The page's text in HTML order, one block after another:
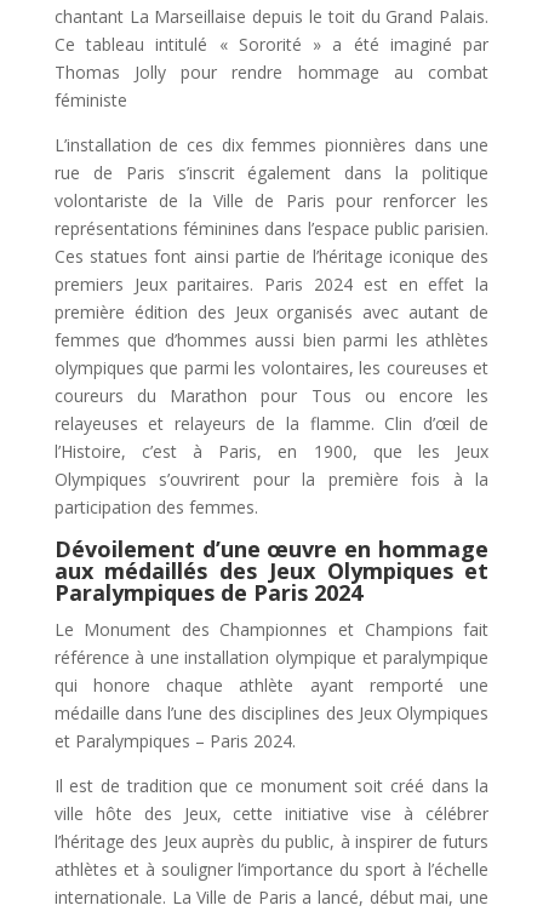
chantant La Marseillaise depuis le toit du Grand Palais.
Ce tableau intitulé « Sororité » a été imaginé par
Thomas Jolly pour rendre hommage au combat
féministe
L’installation de ces dix femmes pionnières dans une
rue de Paris s’inscrit également dans la politique
volontariste de la Ville de Paris pour renforcer les
représentations féminines dans l’espace public parisien.
Ces statues font ainsi partie de l’héritage iconique des
premiers Jeux paritaires. Paris 2024 est en effet la
première édition des Jeux organisés avec autant de
femmes que d’hommes aussi bien parmi les athlètes
olympiques que parmi les volontaires, les coureuses et
coureurs du Marathon pour Tous ou encore les
relayeuses et relayeurs de la flamme. Clin d’œil de
l’Histoire, c’est à Paris, en 1900, que les Jeux
Olympiques s’ouvrirent pour la première fois à la
participation des femmes.
Dévoilement d’une œuvre en hommage
aux médaillés des Jeux Olympiques et
Paralympiques de Paris 2024
Le Monument des Championnes et Champions fait
référence à une installation olympique et paralympique
qui honore chaque athlète ayant remporté une
médaille dans l’une des disciplines des Jeux Olympiques
et Paralympiques – Paris 2024.
Il est de tradition que ce monument soit créé dans la
ville hôte des Jeux, cette initiative vise à célébrer
l’héritage des Jeux auprès du public, à inspirer de futurs
athlètes et à souligner l’importance du sport à l’échelle
internationale. La Ville de Paris a lancé, début mai, une